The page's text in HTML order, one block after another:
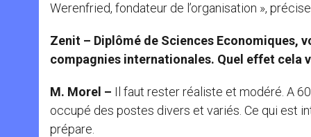
Werenfried, fondateur de l’organisation »,
Zenit – Diplômé de Sciences Economiques,
compagnies internationales. Quel effet cela
M. Morel – Il faut rester réaliste et modéré. A
occupé des postes divers et variés. Ce qui est
prépare.